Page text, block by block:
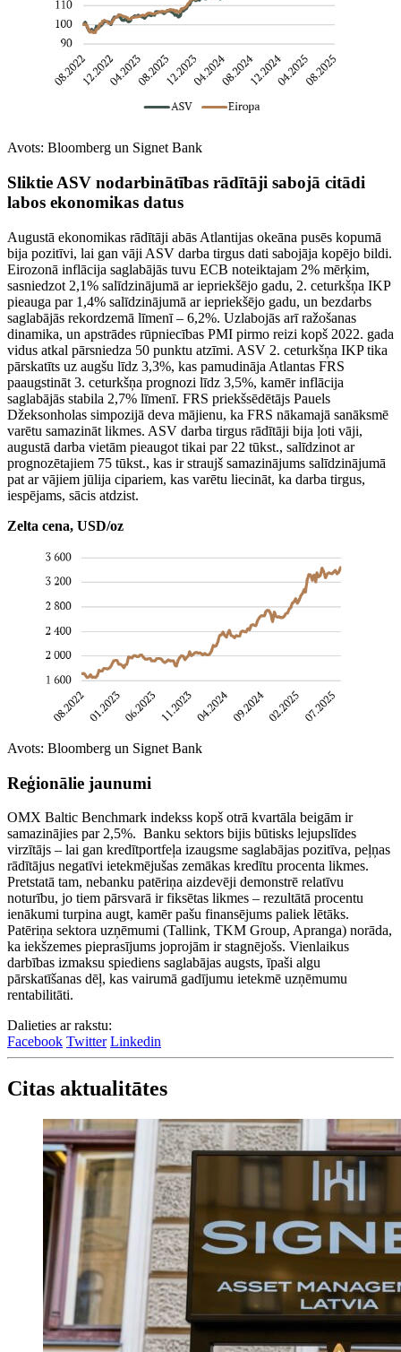
Avots: Bloomberg un Signet Bank
Sliktie ASV nodarbinātības rādītāji sabojā citādi
labos ekonomikas datus
Augustā ekonomikas rādītāji abās Atlantijas okeāna pusēs kopumā
bija pozitīvi, lai gan vāji ASV darba tirgus dati sabojāja kopējo bildi.
Eirozonā inflācija saglabājās tuvu ECB noteiktajam 2% mērķim,
sasniedzot 2,1% salīdzinājumā ar iepriekšējo gadu, 2. ceturkšņa IKP
pieauga par 1,4% salīdzinājumā ar iepriekšējo gadu, un bezdarbs
saglabājās rekordzemā līmenī – 6,2%. Uzlabojās arī ražošanas
dinamika, un apstrādes rūpniecības PMI pirmo reizi kopš 2022. gada
vidus atkal pārsniedza 50 punktu atzīmi. ASV 2. ceturkšņa IKP tika
pārskatīts uz augšu līdz 3,3%, kas pamudināja Atlantas FRS
paaugstināt 3. ceturkšņa prognozi līdz 3,5%, kamēr inflācija
saglabājās stabila 2,7% līmenī. FRS priekšsēdētājs Pauels
Džeksonholas simpozijā deva mājienu, ka FRS nākamajā sanāksmē
varētu samazināt likmes. ASV darba tirgus rādītāji bija ļoti vāji,
augustā darba vietām pieaugot tikai par 22 tūkst., salīdzinot ar
prognozētajiem 75 tūkst., kas ir straujš samazinājums salīdzinājumā
pat ar vājiem jūlija cipariem, kas varētu liecināt, ka darba tirgus,
iespējams, sācis atdzist.
Zelta cena, USD/oz
Avots: Bloomberg un Signet Bank
Reģionālie jaunumi
OMX Baltic Benchmark indekss kopš otrā kvartāla beigām ir
samazinājies par 2,5%. Banku sektors bijis būtisks lejupslīdes
virzītājs – lai gan kredītportfeļa izaugsme saglabājas pozitīva, peļņas
rādītājus negatīvi ietekmējušas zemākas kredītu procenta likmes.
Pretstatā tam, nebanku patēriņa aizdevēji demonstrē relatīvu
noturību, jo tiem pārsvarā ir fiksētas likmes – rezultātā procentu
ienākumi turpina augt, kamēr pašu finansējums paliek lētāks.
Patēriņa sektora uzņēmumi (Tallink, TKM Group, Apranga) norāda,
ka iekšzemes pieprasījums joprojām ir stagnējošs. Vienlaikus
darbības izmaksu spiediens saglabājas augsts, īpaši algu
pārskatīšanas dēļ, kas vairumā gadījumu ietekmē uzņēmumu
rentabilitāti.
Dalieties ar rakstu:
Facebook Twitter Linkedin
Citas aktualitātes